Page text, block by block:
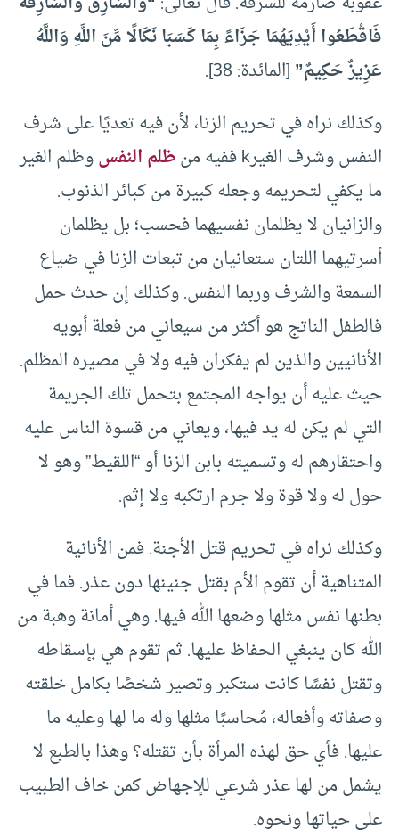
فَاقْطَعُوا أَيْدِيَهُمَا جَزَاءً بِمَا كَسَبَا نَكَالًا مِّنَ اللَّهِ وَاللَّهُ
عَزِيزٌ حَكِيمٌ”[المائدة: 38].
وكذلك نراه في تحريم الزنا، لأن فيه تعديًا على شرف
النفس وشرف الغيرk ففيه من
ظلم النفسوظلم الغير
ما يكفي لتحريمه وجعله كبيرة من كبائر الذنوب.
والزانيان لا يظلمان نفسيهما فحسب؛ بل يظلمان
أسرتيهما اللتان ستعانيان من تبعات الزنا في ضياع
السمعة والشرف وربما النفس. وكذلك إن حدث حمل
فالطفل الناتج هو أكثر من سيعاني من فعلة أبويه
الأنانيين والذين لم يفكران فيه ولا في مصيره المظلم.
حيث عليه أن يواجه المجتمع بتحمل تلك الجريمة
التي لم يكن له يد فيها، ويعاني من قسوة الناس عليه
واحتقارهم له وتسميته بابن الزنا أو “اللقيط” وهو لا
حول له ولا قوة ولا جرم ارتكبه ولا إثم.
وكذلك نراه في تحريم قتل الأجنة. فمن الأنانية
المتناهية أن تقوم الأم بقتل جنينها دون عذر. فما في
بطنها نفس مثلها وضعها الله فيها. وهي أمانة وهبة من
الله كان ينبغي الحفاظ عليها. ثم تقوم هي بإسقاطه
وتقتل نفسًا كانت ستكبر وتصير شخصًا بكامل خلقته
وصفاته وأفعاله، مُحاسبًا مثلها وله ما لها وعليه ما
عليها. فأي حق لهذه المرأة بأن تقتله؟ وهذا بالطبع لا
يشمل من لها عذر شرعي للإجهاض كمن خاف الطبيب
على حياتها ونحوه.